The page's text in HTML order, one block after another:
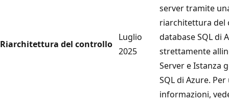
Riarchitettura del controllo
Luglio
2025
server tramite
riarchitettura del
database SQL di
strettamente
Server e Istanza
SQL di Azure.
informazioni,